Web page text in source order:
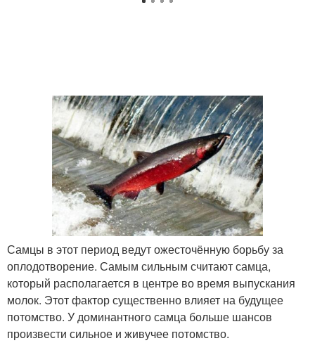
Самцы в этот период ведут ожесточённую борьбу за
оплодотворение. Самым сильным считают самца,
который располагается в центре во время выпускания
молок. Этот фактор существенно влияет на будущее
потомство. У доминантного самца больше шансов
произвести сильное и живучее потомство.